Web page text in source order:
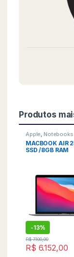
Produtos
Apple, Notebooks
MACBOOK AIR
SSD /8GB RAM
-13%
R$ 6.152,00
R$7.100,00